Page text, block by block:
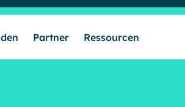
Partner Ressourcen